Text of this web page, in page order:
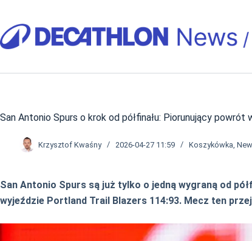
treści
San Antonio Spurs o krok od półfinału: Piorunujący powrót
Krzysztof Kwaśny 2026-04-27 11:59 Koszykówka ,
San Antonio Spurs są już tylko o jedną wygraną od
wyjeździe Portland Trail Blazers 114:93. Mecz ten